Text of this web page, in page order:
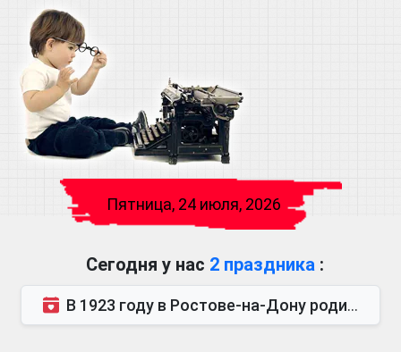
Пятница, 24 июля, 2026
Сегодня у нас 2 праздника :
В 1923 году в Ростове-на-Дону родился Виктор Михайлович Глушков. Под руководством Виктора Михайло...